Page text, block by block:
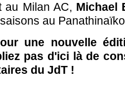
au Milan AC, Michael
au
une nouvelle
pas d'ici là de
du JdT !